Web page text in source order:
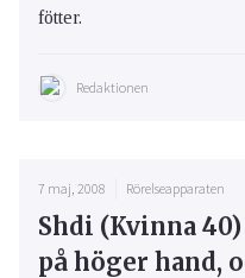
fötter.
Redaktionen
7 maj, 2008 Rörelseapparaten
Shdi (Kvinna
på höger hand,